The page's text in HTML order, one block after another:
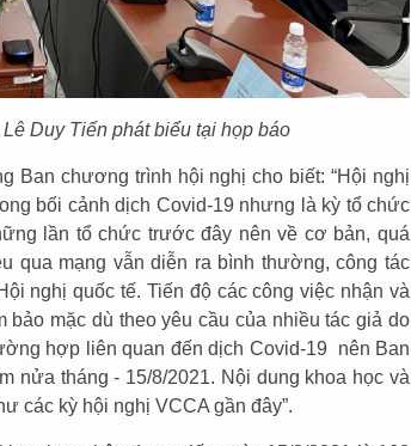
Duy Tiến phát biểu tại họp báo
Ban chương trình hội nghị cho biết: “Hội nghị
bối cảnh dịch Covid-19 nhưng là kỳ tổ chức
lần tổ chức trước đây nên về cơ bản, quá
qua mạng vẫn diễn ra bình thường, công tác
nghị quốc tế. Tiến độ các công việc nhận và
mặc dù theo yêu cầu của nhiều tác giả do
hợp liên quan đến dịch Covid-19 nên Ban
nửa tháng - 15/8/2021. Nội dung khoa học và
các kỳ hội nghị VCCA gần đây”.